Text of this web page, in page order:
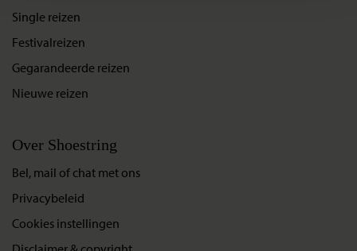
Single reizen
Festivalreizen
Gegarandeerde reizen
Nieuwe reizen
Over Shoestring
Bel, mail of chat met ons
Privacybeleid
Cookies instellingen